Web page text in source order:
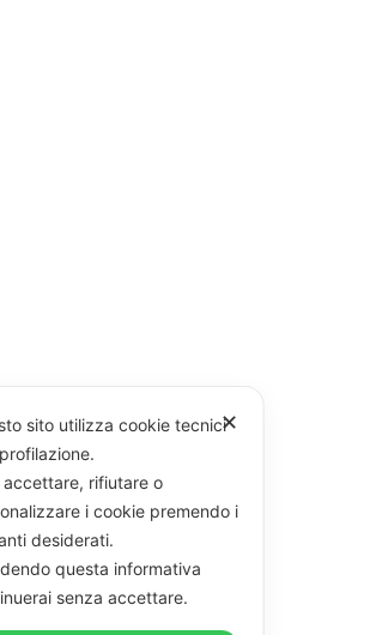
✕
sito utilizza cookie tecnici
accettare, rifiutare o
i cookie premendo i
desiderati.
questa informativa
senza accettare.